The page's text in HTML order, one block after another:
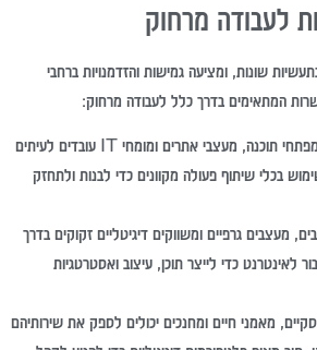
לעבודה מרחוק
שונות, ומציעה גמישות והזדמנויות ברחבי
המתאימים בדרך כלל לעבודה מרחוק:
מפתחי תוכנה, מעצבי אתרים ומומחי IT עובדים לעיתים
בכלי שיתוף פעולה מקוונים כדי לבנות ולתחזק
מעצבים גרפיים ומשווקים דיגיטליים זקוקים בדרך
לאינטרנט כדי לייצר תוכן, עיצוב ואסטרטגיות
מאמני חיים ומחנכים יכולים לספק את שירותיהם